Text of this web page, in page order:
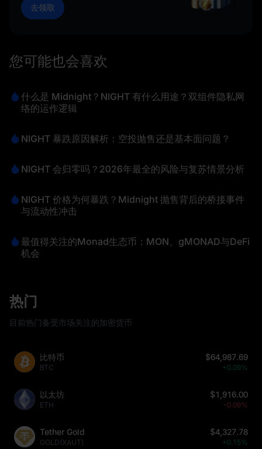
去领取
您可能也会喜欢
什么是 Midnight？NIGHT 有什么用途？双组件隐私网
络的运作逻辑
NIGHT 暴跌原因解析：空投抛售还是基本面问题？
NIGHT 会归零吗？2026年最全的风险与复苏情景分析
NIGHT 价格为何暴跌？Midnight 抛售背后的桥接事件
与流动性冲击
最值得关注的Monad生态币：MON、gMONAD与DeFi
机会
热门
目前热门备受市场关注的加密货币
比特币
BTC
$64,987.69
+0.09%
以太坊
ETH
$1,916.00
-0.09%
Tether Gold
GOLD(XAUT)
$4,327.78
+0.15%